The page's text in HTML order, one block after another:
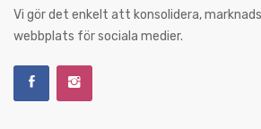
Vi gör det enkelt att konsolidera,
webbplats för sociala medier.